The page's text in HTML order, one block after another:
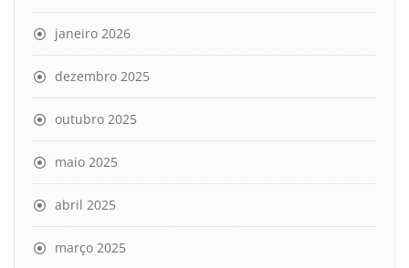
janeiro 2026
dezembro 2025
outubro 2025
maio 2025
abril 2025
março 2025